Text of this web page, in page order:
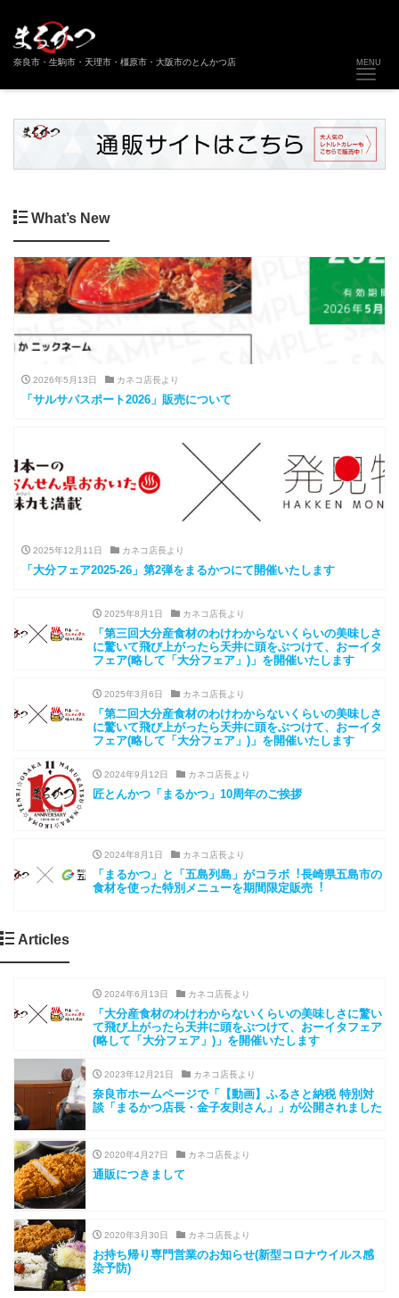
奈良市・生駒市・天理市・橿原市・大阪市のとんかつ店 MENU
What’s New
2026年5月13日 カネコ店長より
「サルサパスポート2026」販売について
2025年12月11日 カネコ店長より
「大分フェア2025-26」第2弾をまるかつにて開催いたします
2025年8月1日 カネコ店長より
「第三回大分産食材のわけわからないくらいの美味しさ
に驚いて飛び上がったら天井に頭をぶつけて、おーイタ
フェア(略して「大分フェア」)」を開催いたします
2025年3月6日 カネコ店長より
「第二回大分産食材のわけわからないくらいの美味しさ
に驚いて飛び上がったら天井に頭をぶつけて、おーイタ
フェア(略して「大分フェア」)」を開催いたします
2024年9月12日 カネコ店長より
匠とんかつ「まるかつ」10周年のご挨拶
2024年8月1日 カネコ店長より
「まるかつ」と「五島列島」がコラボ︕⻑崎県五島市の
⾷材を使った特別メニューを期間限定販売︕
Articles
2024年6月13日 カネコ店長より
「大分産食材のわけわからないくらいの美味しさに驚い
て飛び上がったら天井に頭をぶつけて、おーイタフェア
(略して「大分フェア」)」を開催いたします
2023年12月21日 カネコ店長より
奈良市ホームページで「【動画】ふるさと納税 特別対
談「まるかつ店長・金子友則さん」」が公開されました
2020年4月27日 カネコ店長より
通販につきまして
2020年3月30日 カネコ店長より
お持ち帰り専門営業のお知らせ(新型コロナウイルス感
染予防)